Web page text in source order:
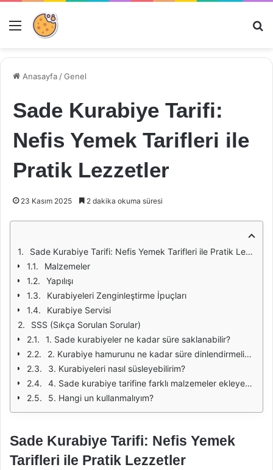
Menü
Anasayfa /Genel
Sade Kurabiye Tarifi:
Nefis Yemek Tarifleri ile
Pratik Lezzetler
23 Kasım 2025 2 dakika okuma süresi
Sade Kurabiye Tarifi: Nefis Yemek Tarifleri ile Pratik Lezzetler
Malzemeler
Yapılışı
Kurabiyeleri Zenginleştirme İpuçları
Kurabiye Servisi
SSS (Sıkça Sorulan Sorular)
1. Sade kurabiyeler ne kadar süre saklanabilir?
2. Kurabiye hamurunu ne kadar süre dinlendirmeliyim?
3. Kurabiyeleri nasıl süsleyebilirim?
4. Sade kurabiye tarifine farklı malzemeler ekleyebilir miyim?
5. Hangi un kullanmalıyım?
Sade Kurabiye Tarifi: Nefis Yemek
Tarifleri ile Pratik Lezzetler